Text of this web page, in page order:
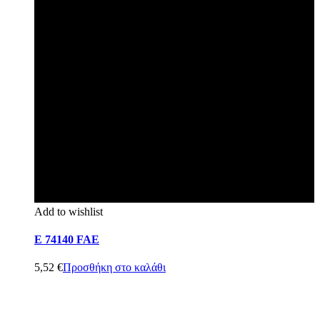
Add to wishlist
E 74140 FAE
5,52 €Προσθήκη στο καλάθι